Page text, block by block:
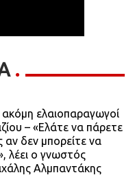
ελαιοπαραγωγοί
– «Ελάτε να πάρετε
αν δεν μπορείτε να
λέει ο γνωστός
Αλμπαντάκης